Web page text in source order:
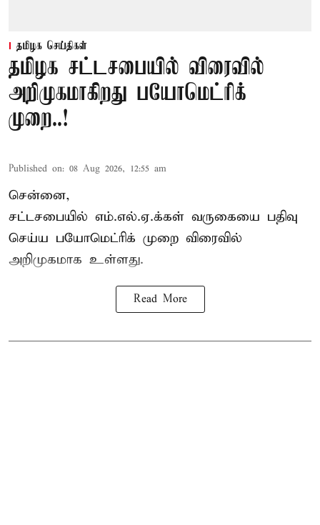
தமிழக செய்திகள்
தமிழக சட்டசபையில் விரைவில்
அறிமுகமாகிறது பயோமெட்ரிக்
முறை..!
Published on: 08 Aug 2026, 12:55 am
சென்னை,
சட்டசபையில் எம்.எல்.ஏ.க்கள் வருகையை பதிவு
செய்ய பயோமெட்ரிக் முறை விரைவில்
அறிமுகமாக உள்ளது.
Read More